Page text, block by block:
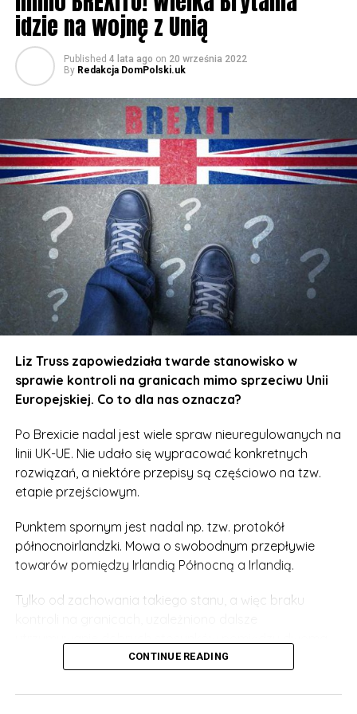
idzie na wojnę z Unią
Published 4 lata ago on 20 września 2022
By Redakcja DomPolski.uk
Liz Truss zapowiedziała twarde stanowisko w
sprawie kontroli na granicach mimo sprzeciwu Unii
Europejskiej. Co to dla nas oznacza?
Po Brexicie nadal jest wiele spraw nieuregulowanych na
linii UK-UE. Nie udało się wypracować konkretnych
rozwiązań, a niektóre przepisy są częściowo na tzw.
etapie przejściowym.
Punktem spornym jest nadal np. tzw. protokół
północnoirlandzki. Mowa o swobodnym przepływie
towarów pomiędzy Irlandią Północną a Irlandią.
Tylko od zachowania takiego stanu, a więc braku
Okazuje się, że Liz Truss nie zamierza ustąpić unijnym
CONTINUE READING